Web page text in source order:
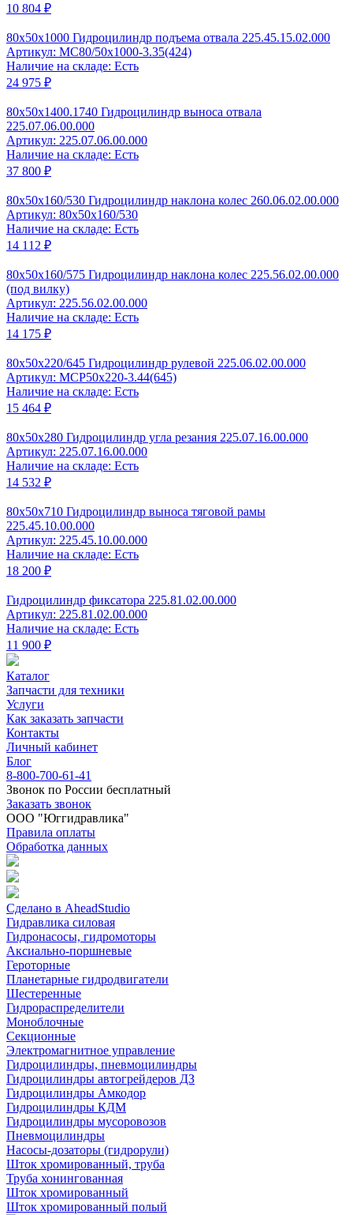
10 804 ₽
80x50x1000 Гидроцилиндр подъема отвала 225.45.15.02.000
Артикул: МС80/50x1000-3.35(424)
Наличие на складе: Есть
24 975 ₽
80x50x1400.1740 Гидроцилиндр выноса отвала
225.07.06.00.000
Артикул: 225.07.06.00.000
Наличие на складе: Есть
37 800 ₽
80x50x160/530 Гидроцилиндр наклона колес 260.06.02.00.000
Артикул: 80x50x160/530
Наличие на складе: Есть
14 112 ₽
80x50x160/575 Гидроцилиндр наклона колес 225.56.02.00.000
(под вилку)
Артикул: 225.56.02.00.000
Наличие на складе: Есть
14 175 ₽
80x50x220/645 Гидроцилиндр рулевой 225.06.02.00.000
Артикул: MCP50x220-3.44(645)
Наличие на складе: Есть
15 464 ₽
80x50x280 Гидроцилиндр угла резания 225.07.16.00.000
Артикул: 225.07.16.00.000
Наличие на складе: Есть
14 532 ₽
80x50x710 Гидроцилиндр выноса тяговой рамы
225.45.10.00.000
Артикул: 225.45.10.00.000
Наличие на складе: Есть
18 200 ₽
Гидроцилиндр фиксатора 225.81.02.00.000
Артикул: 225.81.02.00.000
Наличие на складе: Есть
11 900 ₽
Каталог
Запчасти для техники
Услуги
Как заказать запчасти
Контакты
Личный кабинет
Блог
8-800-700-61-41
Звонок по России бесплатный
Заказать звонок
ООО "Юггидравлика"
Правила оплаты
Обработка данных
Сделано в AheadStudio
Гидравлика силовая
Гидронасосы, гидромоторы
Аксиально-поршневые
Героторные
Планетарные гидродвигатели
Шестеренные
Гидрораспределители
Моноблочные
Секционные
Электромагнитное управление
Гидроцилиндры, пневмоцилиндры
Гидроцилиндры автогрейдеров ДЗ
Гидроцилиндры Амкодор
Гидроцилиндры КДМ
Гидроцилиндры мусоровозов
Пневмоцилиндры
Насосы-дозаторы (гидрорули)
Шток хромированный, труба
Труба хонингованная
Шток хромированный
Шток хромированный полый